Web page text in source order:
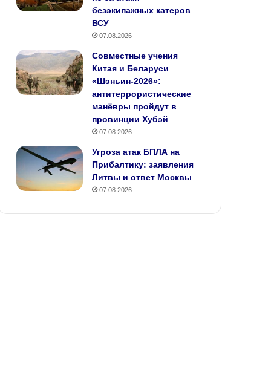
безэкипажных катеров
ВСУ
07.08.2026
Совместные учения
Китая и Беларуси
«Шэньин‑2026»:
антитеррористические
манёвры пройдут в
провинции Хубэй
07.08.2026
Угроза атак БПЛА на
Прибалтику: заявления
Литвы и ответ Москвы
07.08.2026